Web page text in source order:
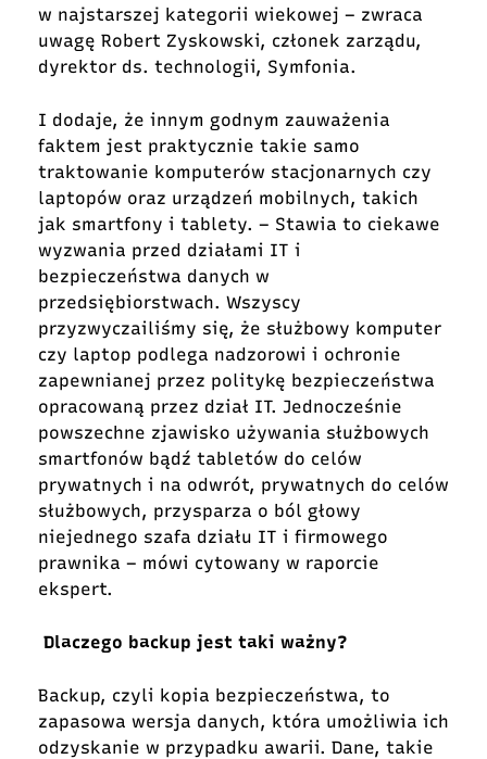
w najstarszej kategorii wiekowej – zwraca
uwagę Robert Zyskowski, członek zarządu,
dyrektor ds. technologii, Symfonia.
I dodaje, że innym godnym zauważenia
faktem jest praktycznie takie samo
traktowanie komputerów stacjonarnych czy
laptopów oraz urządzeń mobilnych, takich
jak smartfony i tablety. – Stawia to ciekawe
wyzwania przed działami IT i
bezpieczeństwa danych w
przedsiębiorstwach. Wszyscy
przyzwyczailiśmy się, że służbowy komputer
czy laptop podlega nadzorowi i ochronie
zapewnianej przez politykę bezpieczeństwa
opracowaną przez dział IT. Jednocześnie
powszechne zjawisko używania służbowych
smartfonów bądź tabletów do celów
prywatnych i na odwrót, prywatnych do celów
służbowych, przysparza o ból głowy
niejednego szafa działu IT i firmowego
prawnika – mówi cytowany w raporcie
ekspert.
Dlaczego backup jest taki ważny?
Backup, czyli kopia bezpieczeństwa, to
zapasowa wersja danych, która umożliwia ich
odzyskanie w przypadku awarii. Dane, takie